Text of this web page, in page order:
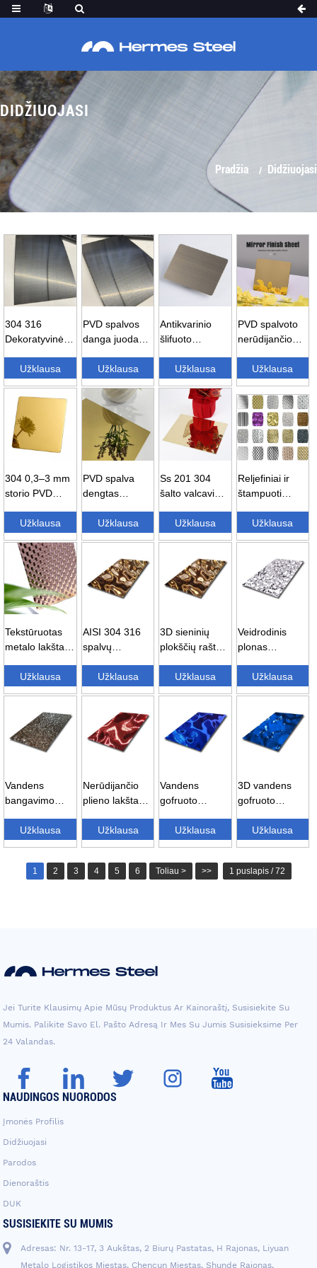
DIDŽIUOJASI
Pradžia Didžiuojasi
304 316
Dekoratyvinė
plokštė su
šlifuotu apdailu
4...
Užklausa
PVD spalvos
danga juoda
linijos dėmių...
Užklausa
Antikvarinio
šlifuoto
linijos
nerūdijančio
plieno...
Užklausa
PVD spalvoto
nerūdijančio
veidrodinė
apdaila...
Užklausa
304 0,3–3 mm
storio PVD
veidrodinio
apdailos
spalva...
Užklausa
PVD spalva
dengtas
veidrodinis
nerūdijančio
šepetys...
Užklausa
Ss 201 304
šalto valcavimo
aukso lakštas
dekoravimui...
Užklausa
Reljefiniai ir
štampuoti
plieno lakštai...
Užklausa
Tekstūruotas
metalo lakštas
mažas
vandens
Užklausa
AISI 304 316
spalvų
sienų plokštė
vandens...
Užklausa
3D sieninių
plokščių rašto
reljefiniu
metaliniu...
Užklausa
Veidrodinis
plonas
bangavimas
nerūdijančio
Užklausa
Vandens
bangavimo
su reljefiniu
nerūdijančiu
plie...
Užklausa
Nerūdijančio
plieno lakštas
bangavimu –
raudonas...
Užklausa
Vandens
gofruoto
plieno plokštė –
...
Užklausa
3D vandens
gofruoto
plieno lakšto
dekoras...
Užklausa
1 2 3 4 5 6 Toliau > >> 1 puslapis / 72
Jei Turite Klausimų Apie Mūsų Produktus Ar Kainoraštį, Susisiekite Su
Mumis. Palikite Savo El. Pašto Adresą Ir Mes Su Jumis Susisieksime Per
24 Valandas.
NAUDINGOS NUORODOS
Įmonės Profilis
Didžiuojasi
Parodos
Dienoraštis
DUK
SUSISIEKITE SU MUMIS
Adresas: Nr. 13-17, 3 Aukštas, 2 Biurų Pastatas, H Rajonas, Liyuan
Metalo Logistikos Miestas, Chencun Miestas, Shunde Rajonas,